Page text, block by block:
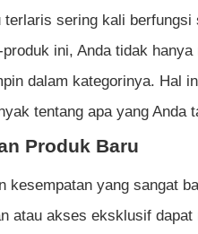
terlaris sering kali
ini, Anda tidak
dalam kategorinya. Hal
tentang apa yang Anda
Produk Baru
kesempatan yang sangat
atau akses eksklusif